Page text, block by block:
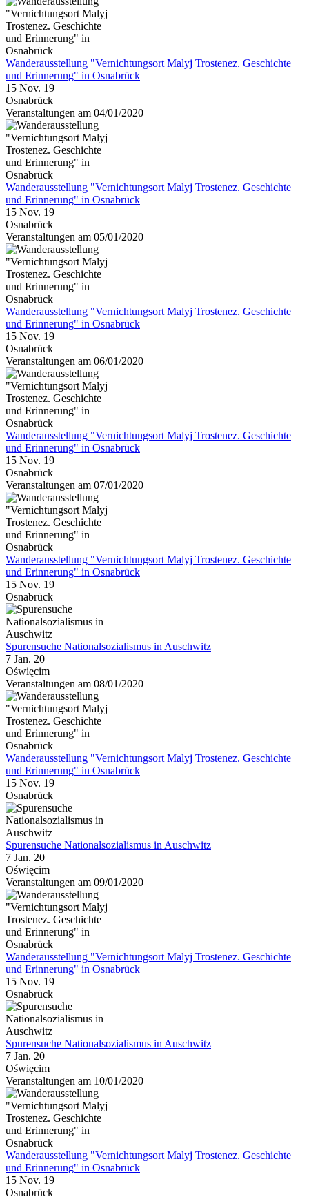
Wanderausstellung "Vernichtungsort Malyj Trostenez. Geschichte
und Erinnerung" in Osnabrück
15 Nov. 19
Osnabrück
Veranstaltungen am 04/01/2020
Wanderausstellung "Vernichtungsort Malyj Trostenez. Geschichte
und Erinnerung" in Osnabrück
15 Nov. 19
Osnabrück
Veranstaltungen am 05/01/2020
Wanderausstellung "Vernichtungsort Malyj Trostenez. Geschichte
und Erinnerung" in Osnabrück
15 Nov. 19
Osnabrück
Veranstaltungen am 06/01/2020
Wanderausstellung "Vernichtungsort Malyj Trostenez. Geschichte
und Erinnerung" in Osnabrück
15 Nov. 19
Osnabrück
Veranstaltungen am 07/01/2020
Wanderausstellung "Vernichtungsort Malyj Trostenez. Geschichte
und Erinnerung" in Osnabrück
15 Nov. 19
Osnabrück
Spurensuche Nationalsozialismus in Auschwitz
7 Jan. 20
Oświęcim
Veranstaltungen am 08/01/2020
Wanderausstellung "Vernichtungsort Malyj Trostenez. Geschichte
und Erinnerung" in Osnabrück
15 Nov. 19
Osnabrück
Spurensuche Nationalsozialismus in Auschwitz
7 Jan. 20
Oświęcim
Veranstaltungen am 09/01/2020
Wanderausstellung "Vernichtungsort Malyj Trostenez. Geschichte
und Erinnerung" in Osnabrück
15 Nov. 19
Osnabrück
Spurensuche Nationalsozialismus in Auschwitz
7 Jan. 20
Oświęcim
Veranstaltungen am 10/01/2020
Wanderausstellung "Vernichtungsort Malyj Trostenez. Geschichte
und Erinnerung" in Osnabrück
15 Nov. 19
Osnabrück